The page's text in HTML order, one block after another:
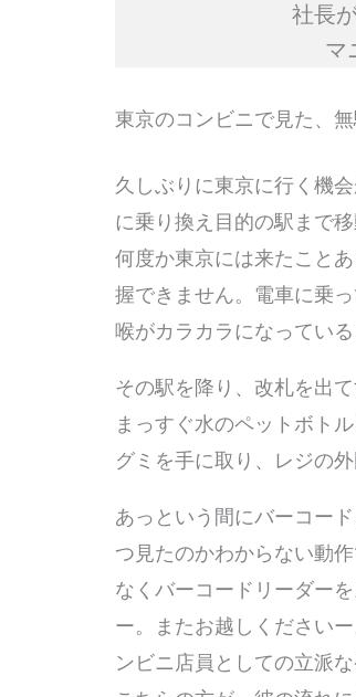
社長
マ
東京のコンビニで見た、
久しぶりに東京に行く機
に乗り換え目的の駅まで移
何度か東京には来たこと
握できません。電車に乗
喉がカラカラになっている
その駅を降り、改札を出
まっすぐ水のペットボト
グミを手に取り、レジの
あっという間にバーコー
つ見たのかわからない動
なくバーコードリーダー
ー。またお越しください
ンビニ店員としての立派